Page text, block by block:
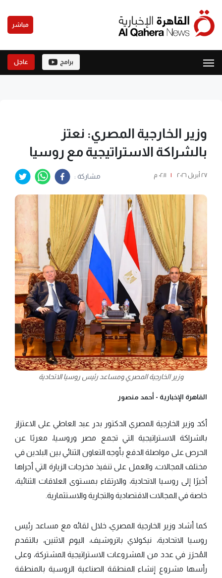
مباشر
برامج عاجل
وزير الخارجية المصري: نعتز
بالشراكة الاستراتيجية مع روسيا
٢٧ أبريل ٢٠٢٦ | ٠٢:١١ م مشاركة :
وزير الخارجية المصري ومساعد رئيس روسيا الاتحادية
القاهرة الإخبارية - أحمد منصور
أكد وزير الخارجية المصري الدكتور بدر عبد العاطي على الاعتزاز
بالشراكة الاستراتيجية التي تجمع مصر وروسيا، معربًا عن
الحرص على مواصلة الدفع بأوجه التعاون الثنائي بين البلدين في
مختلف المجالات، والعمل على تنفيذ مخرجات الزيارة التي أجراها
أخيرًا إلى روسيا الاتحادية، والارتقاء بمستوى العلاقات الثنائية،
خاصة في المجالات الاقتصادية والتجارية والاستثمارية.
كما أشاد وزير الخارجية المصري، خلال لقائه مع مساعد رئيس
روسيا الاتحادية، نيكولاي باتروشيف، اليوم الاثنين، بالتقدم
المُحرَز في عدد من المشروعات الاستراتيجية المشتركة، وعلى
رأسها مشروع إنشاء المنطقة الصناعية الروسية بالمنطقة